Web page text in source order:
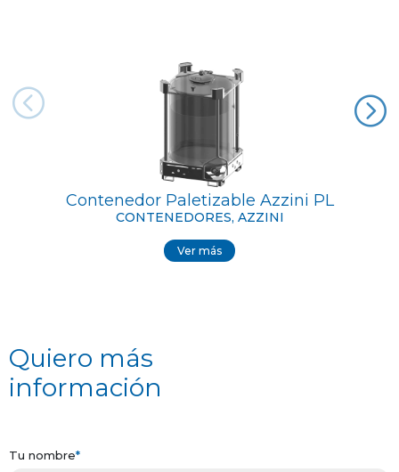
Contenedor Paletizable Azzini PL
CONTENEDORES, AZZINI
Ver más
Quiero más
información
Tu nombre*